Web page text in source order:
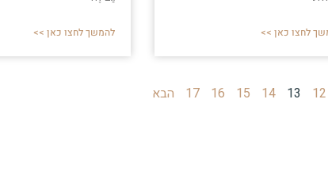
לחצו כאן >> להמשך לחצו כאן >>
12
13
14
15
16
17 הבא